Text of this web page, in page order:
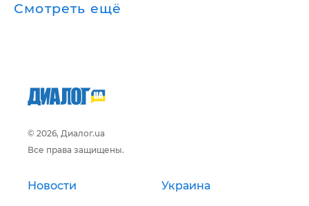
Смотреть ещё
© 2026, Диалог.ua
Все права защищены.
Новости Украина